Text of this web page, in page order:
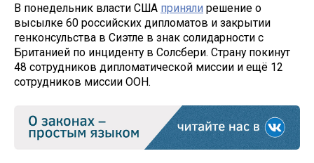
В понедельник власти США приняли решение о
высылке 60 российских дипломатов и закрытии
генконсульства в Сиэтле в знак солидарности с
Британией по инциденту в Солсбери. Страну покинут
48 сотрудников дипломатической миссии и ещё 12
сотрудников миссии ООН.